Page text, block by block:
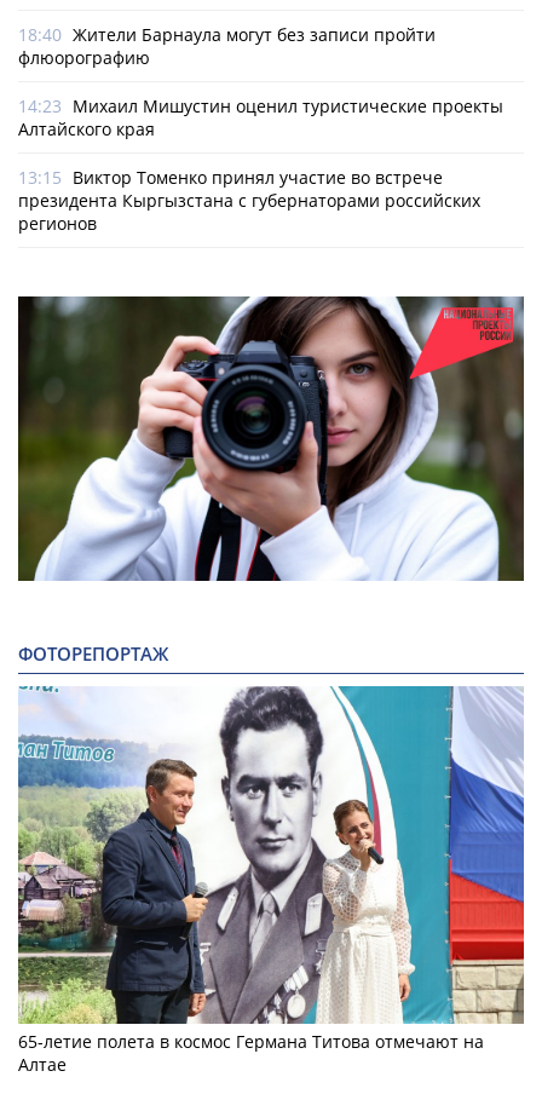
18:40 Жители Барнаула могут без записи пройти
флюорографию
14:23 Михаил Мишустин оценил туристические проекты
Алтайского края
13:15 Виктор Томенко принял участие во встрече
президента Кыргызстана с губернаторами российских
регионов
ФОТОРЕПОРТАЖ
65-летие полета в космос Германа Титова отмечают на
Алтае